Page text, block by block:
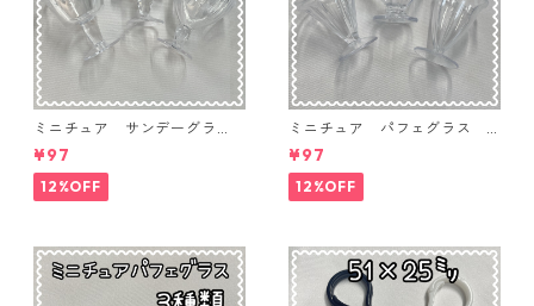
ミニチュア サンデーグラ
ス 3個入り【MNT-GLS-3P-
04】
¥97
12%OFF
ミニチュア パフェグラス 3
個入り【MNT-GLS-3P-03】
¥97
12%OFF